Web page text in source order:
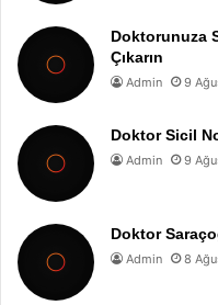
Doktorunuza
Çıkarın
Admin 9
Doktor Sicil
Admin 9
Doktor
Admin 8